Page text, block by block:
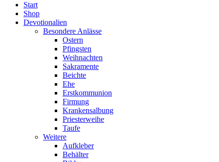
Start
Shop
Devotionalien
Besondere Anlässe
Ostern
Pfingsten
Weihnachten
Sakramente
Beichte
Ehe
Erstkommunion
Firmung
Krankensalbung
Priesterweihe
Taufe
Weitere
Aufkleber
Behälter